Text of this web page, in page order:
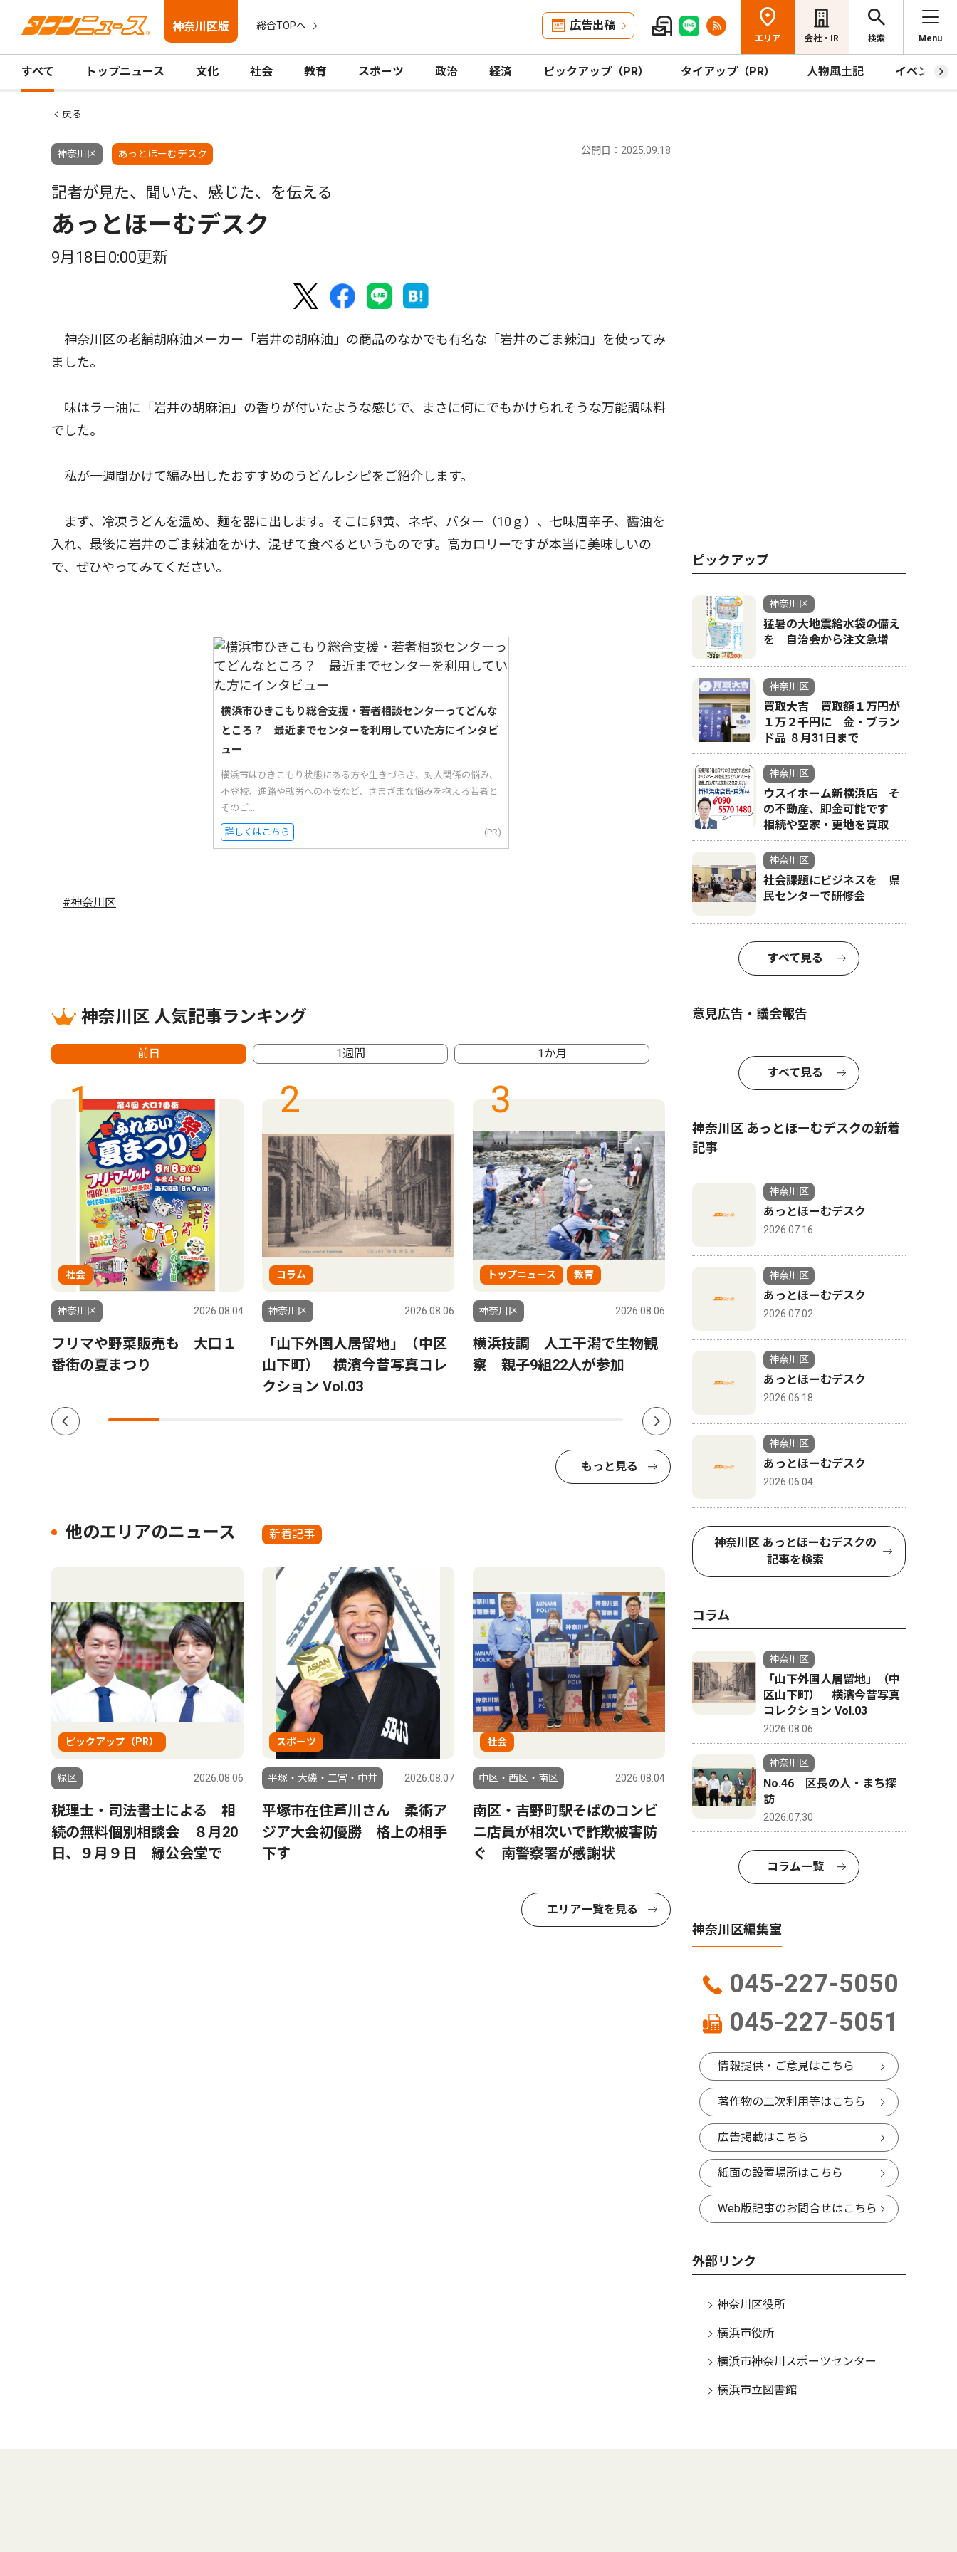
神奈川区版 総合TOPへ 広告出稿
エリア 会社・IR 検索 Menu
すべて トップニュース 文化 社会 教育 スポーツ 政治 経済 ピックアップ（PR） タイアップ（PR） 人物風土記 イベント
戻る
神奈川区 あっとほーむデスク 公開日：2025.09.18
記者が見た、聞いた、感じた、を伝える
あっとほーむデスク
9月18日0:00更新
神奈川区の老舗胡麻油メーカー「岩井の胡麻油」の商品のなかでも有名な「岩井のごま辣油」を使ってみ
ました。
味はラー油に「岩井の胡麻油」の香りが付いたような感じで、まさに何にでもかけられそうな万能調味料
でした。
私が一週間かけて編み出したおすすめのうどんレシピをご紹介します。
まず、冷凍うどんを温め、麺を器に出します。そこに卵黄、ネギ、バター（10ｇ）、七味唐辛子、醤油を
入れ、最後に岩井のごま辣油をかけ、混ぜて食べるというものです。高カロリーですが本当に美味しいの
で、ぜひやってみてください。
横浜市ひきこもり総合支援・若者相談センターってどんな
ところ？ 最近までセンターを利用していた方にインタビ
ュー
横浜市はひきこもり状態にある方や生きづらさ、対人関係の悩み、
不登校、進路や就労への不安など、さまざまな悩みを抱える若者と
そのご...
詳しくはこちら (PR)
#神奈川区
神奈川区 人気記事ランキング
前日 1週間 1か月
1
社会
神奈川区 2026.08.04
フリマや野菜販売も 大口１
番街の夏まつり
2
コラム
神奈川区 2026.08.06
「山下外国人居留地」（中区
山下町） 横濱今昔写真コレ
クション Vol.03
3
トップニュース 教育
神奈川区 2026.08.06
横浜技調 人工干潟で生物観
察 親子9組22人が参加
神奈川図書館 司書のおすす
めＢＯＯＫ 第72話
神奈川
もっと見る
他のエリアのニュース 新着記事
ピックアップ（PR）
緑区 2026.08.06
税理士・司法書士による 相
続の無料個別相談会 ８月20
日、９月９日 緑公会堂で
スポーツ
平塚・大磯・二宮・中井 2026.08.07
平塚市在住芦川さん 柔術ア
ジア大会初優勝 格上の相手
下す
社会
中区・西区・南区 2026.08.04
南区・吉野町駅そばのコンビ
ニ店員が相次いで詐欺被害防
ぐ 南警察署が感謝状
エリア一覧を見る
ピックアップ
神奈川区
猛暑の大地震給水袋の備え
を 自治会から注文急増
神奈川区
買取大吉 買取額１万円が
１万２千円に 金・ブラン
ド品 ８月31日まで
神奈川区
ウスイホーム新横浜店 そ
の不動産、即金可能です
相続や空家・更地を買取
神奈川区
社会課題にビジネスを 県
民センターで研修会
すべて見る
意見広告・議会報告
すべて見る
神奈川区 あっとほーむデスクの新着
記事
神奈川区
あっとほーむデスク
2026.07.16
神奈川区
あっとほーむデスク
2026.07.02
神奈川区
あっとほーむデスク
2026.06.18
神奈川区
あっとほーむデスク
2026.06.04
神奈川区 あっとほーむデスクの
記事を検索
コラム
神奈川区
「山下外国人居留地」（中
区山下町） 横濱今昔写真
コレクション Vol.03
2026.08.06
神奈川区
No.46 区長の人・まち探
訪
2026.07.30
コラム一覧
神奈川区編集室
045-227-5050
045-227-5051
情報提供・ご意見はこちら
著作物の二次利用等はこちら
広告掲載はこちら
紙面の設置場所はこちら
Web版記事のお問合せはこちら
外部リンク
神奈川区役所
横浜市役所
横浜市神奈川スポーツセンター
横浜市立図書館